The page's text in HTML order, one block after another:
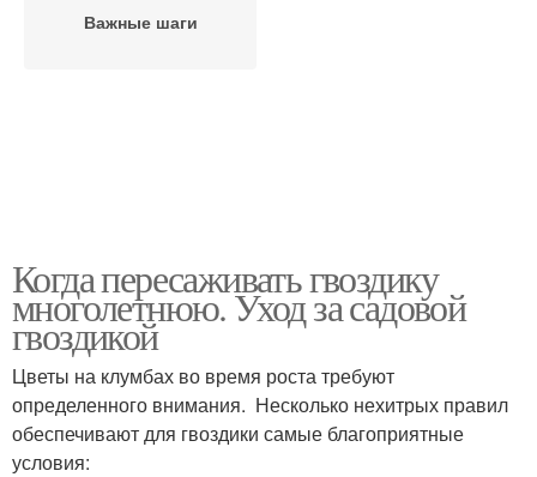
Важные шаги
Когда пересаживать гвоздику
многолетнюю. Уход за садовой
гвоздикой
Цветы на клумбах во время роста требуют
определенного внимания. Несколько нехитрых правил
обеспечивают для гвоздики самые благоприятные
условия: